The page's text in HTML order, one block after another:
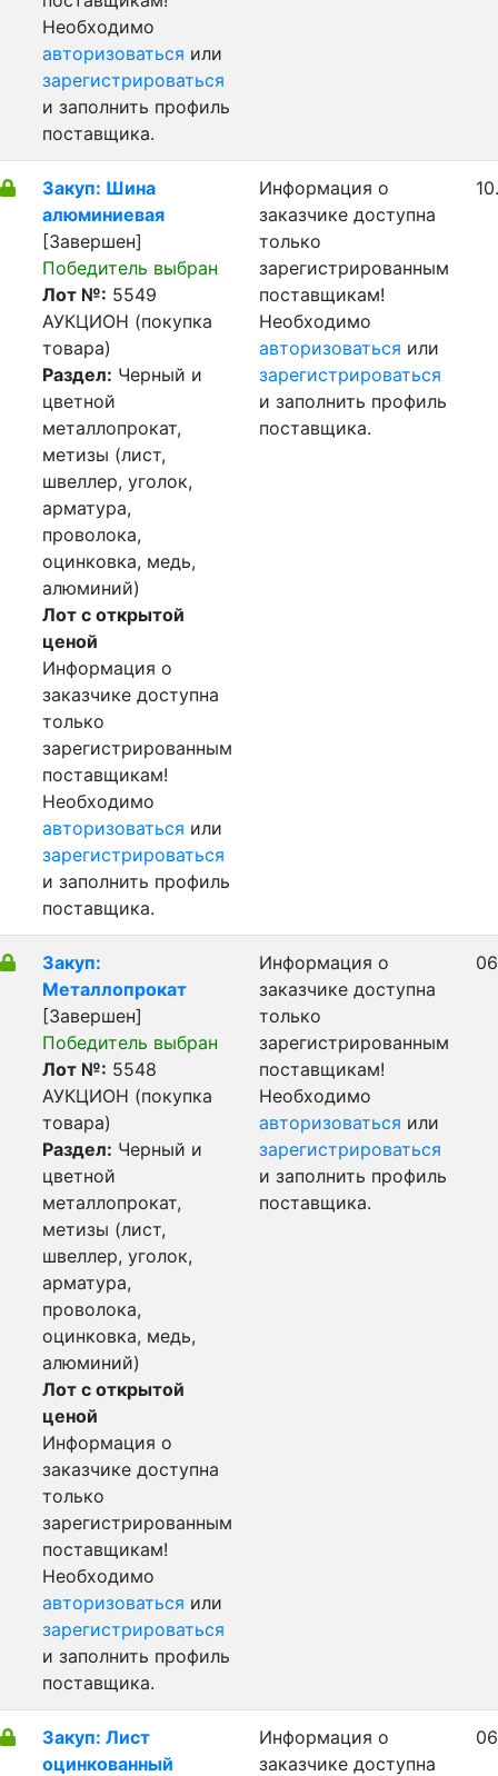
Необходимо
авторизоваться или
зарегистрироваться
и заполнить профиль
поставщика.
Закуп: Шина
алюминиевая
[Завершен]
Победитель выбран
Лот №: 5549
АУКЦИОН (покупка
товара)
Раздел: Черный и
цветной
металлопрокат,
метизы (лист,
швеллер, уголок,
арматура,
проволока,
оцинковка, медь,
алюминий)
Лот с открытой
ценой
Информация о
заказчике доступна
только
зарегистрированным
поставщикам!
Необходимо
авторизоваться или
зарегистрироваться
и заполнить профиль
поставщика.
Информация о
заказчике доступна
только
зарегистрированным
поставщикам!
Необходимо
авторизоваться или
зарегистрироваться
и заполнить профиль
поставщика.
Закуп:
Металлопрокат
[Завершен]
Победитель выбран
Лот №: 5548
АУКЦИОН (покупка
товара)
Раздел: Черный и
цветной
металлопрокат,
метизы (лист,
швеллер, уголок,
арматура,
проволока,
оцинковка, медь,
алюминий)
Лот с открытой
ценой
Информация о
заказчике доступна
только
зарегистрированным
поставщикам!
Необходимо
авторизоваться или
зарегистрироваться
и заполнить профиль
поставщика.
Информация о
заказчике доступна
только
зарегистрированным
поставщикам!
Необходимо
авторизоваться или
зарегистрироваться
и заполнить профиль
поставщика.
Закуп: Лист
оцинкованный
Информация о
заказчике доступна